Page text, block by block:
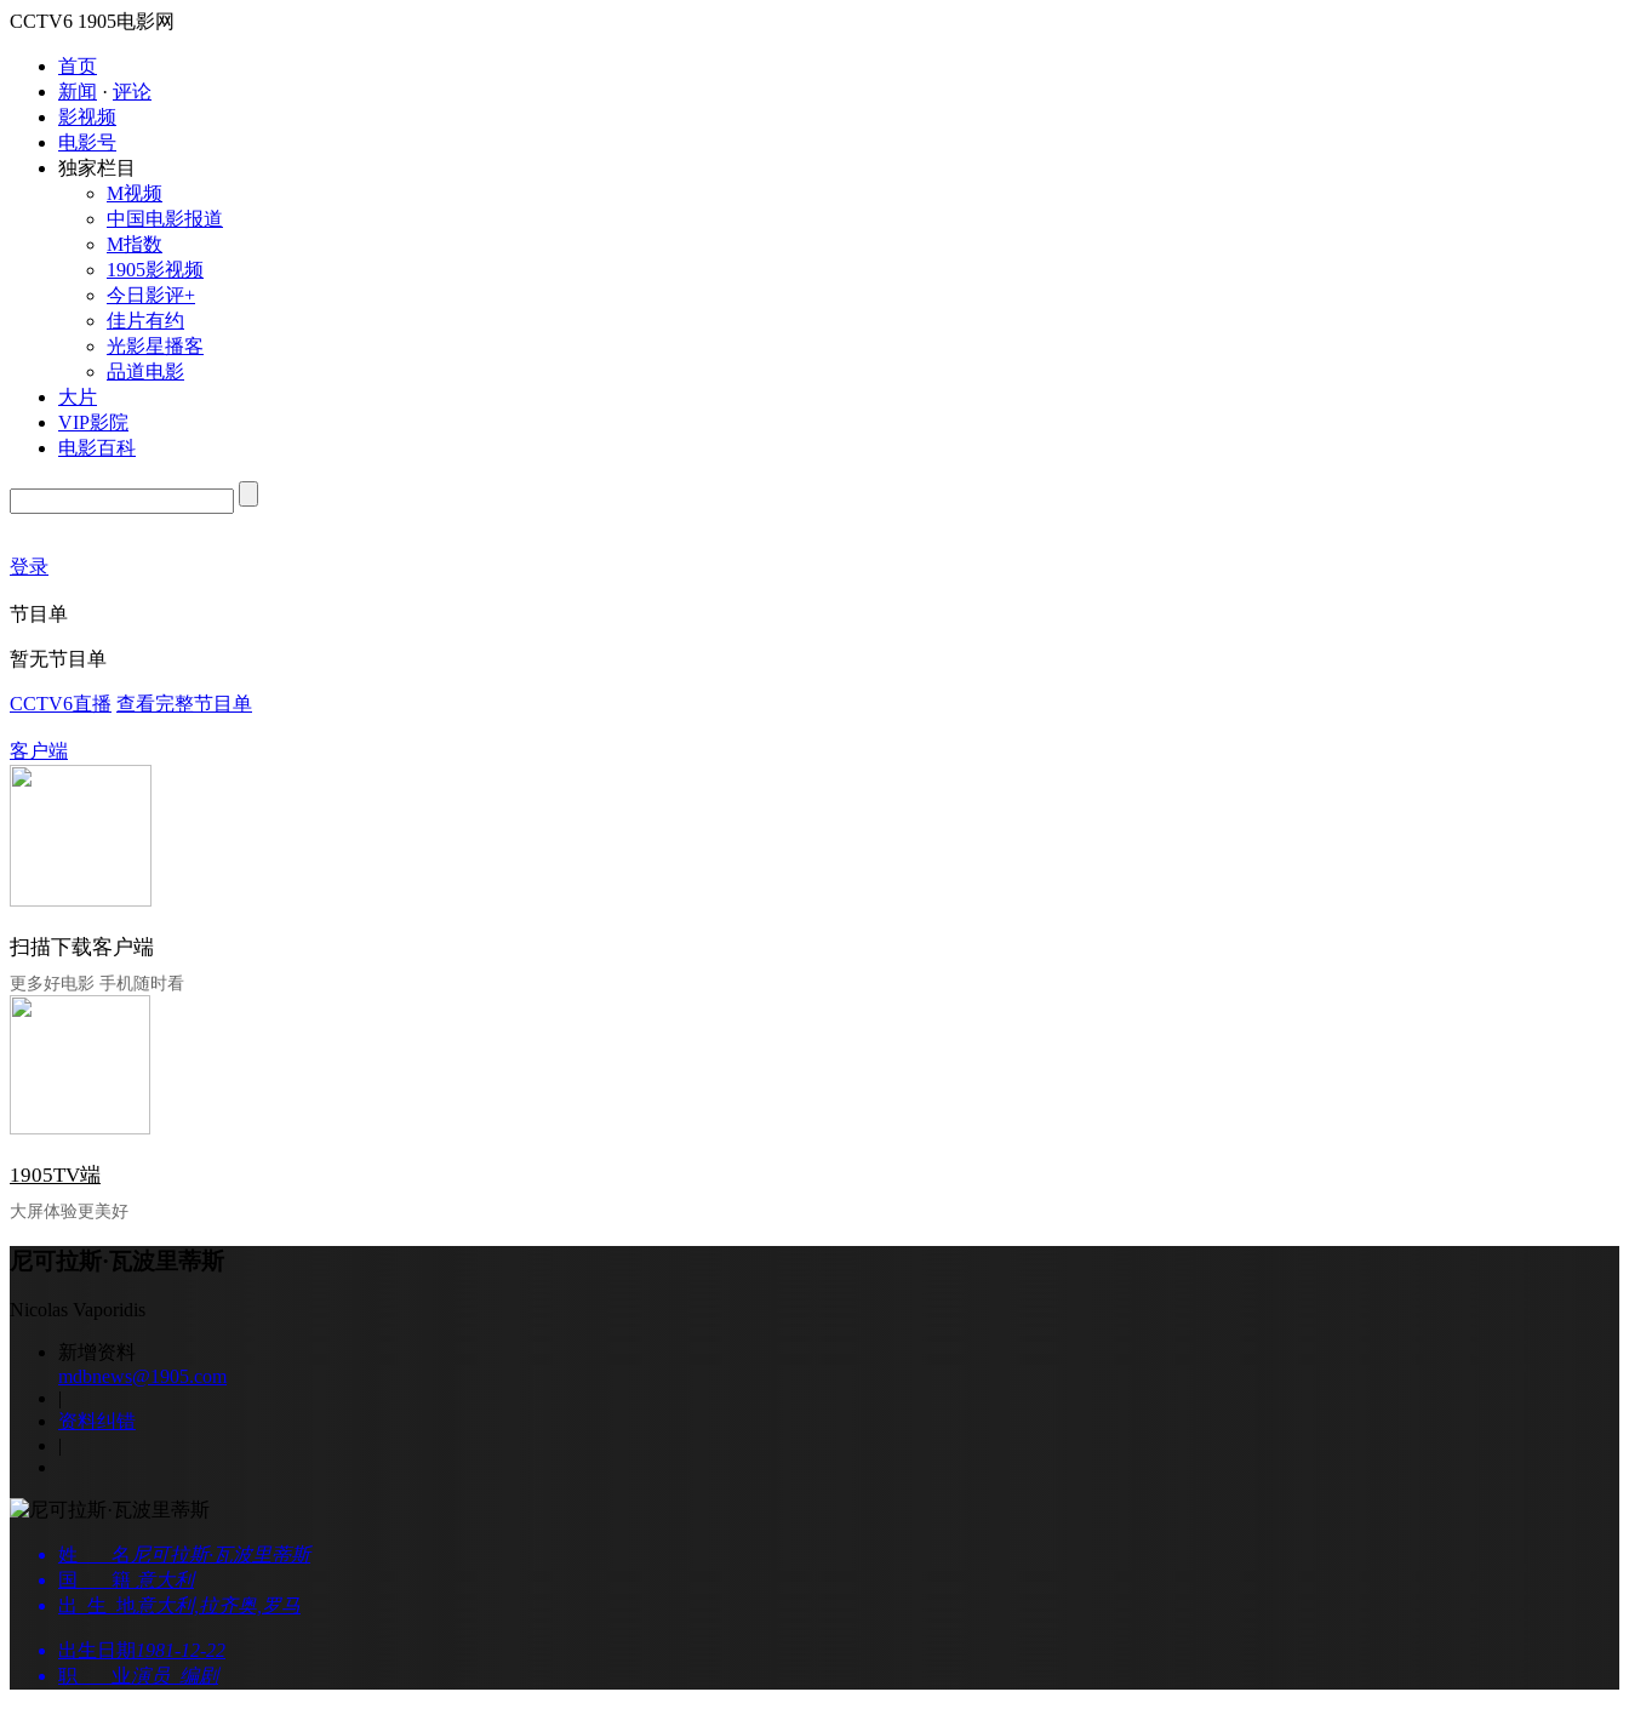
CCTV6 1905电影网
首页
新闻 · 评论
影视频
电影号
独家栏目
M视频
中国电影报道
M指数
1905影视频
今日影评+
佳片有约
光影星播客
品道电影
大片
VIP影院
电影百科
登录
节目单
暂无节目单
CCTV6直播 查看完整节目单
客户端
扫描下载客户端
更多好电影 手机随时看
1905TV端
大屏体验更美好
尼可拉斯·瓦波里蒂斯
Nicolas Vaporidis
新增资料
mdbnews@1905.com
|
资料纠错
|
姓 名 尼可拉斯·瓦波里蒂斯
国 籍 意大利
出 生 地意大利,拉齐奥,罗马
出生日期1981-12-22
职 业演员 编剧